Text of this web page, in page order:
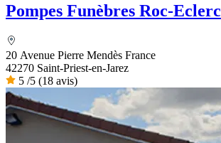
Pompes Funèbres Roc-Eclerc
20 Avenue Pierre Mendès France
42270 Saint-Priest-en-Jarez
5 /5 (18 avis)